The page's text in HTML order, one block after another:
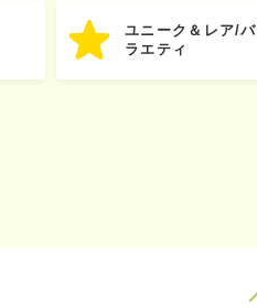
ユニーク＆レア/バ
ラエティ